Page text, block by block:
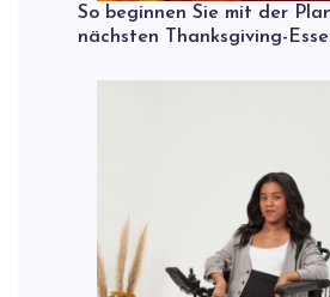
So beginnen Sie mit der
nächsten Thanksgiving-